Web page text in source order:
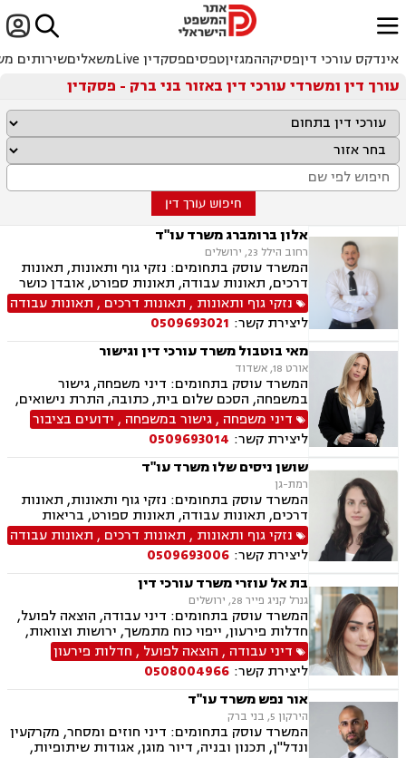

ﱐ
אינדקס עורכי דיןפסיקההמגזיןטפסיםפסקדין Live משאליםשירותים
עורך דין ומשרדי עורכי דין באזור בני ברק - פסקדין
חיפוש עורך דין
אלון ברומברג משרד עו"ד
רחוב הילל 23, ירושלים
המשרד עוסק בתחומים: נזקי גוף ותאונות, תאונות
דרכים, תאונות עבודה, תאונות ספורט, אובדן כושר
עבודה, תאונות תלמידים, רשלנות רפואית, רשלנות
רפואית- הריון ולידה, ביטוח לאומי
נזקי גוף ותאונות , תאונות דרכים , תאונות עבודה
ליצירת קשר: 0509693021
מאי בוטבול משרד עורכי דין וגישור
אורט 18, אשדוד
המשרד עוסק בתחומים: דיני משפחה, גישור
במשפחה, הסכם שלום בית, כתובה, התרת נישואים,
ידועים בציבור, אפוטרופסות, הסכמי ממון, מזונות,
גירושין, הורות חד מינית, נישואים אזרחיים, חלוקת
רכוש, תיאום הורי, זמני שהות (החזקת ילדים), ניכור
הורי, ייפוי כוח מתמשך, ירושות וצוואות
דיני משפחה ,גישור במשפחה , ידועים בציבור
ליצירת קשר: 0509693014
שושן ניסים שלו משרד עו"ד
רמת-גן
המשרד עוסק בתחומים: נזקי גוף ותאונות, תאונות
דרכים, תאונות עבודה, תאונות ספורט, בריאות
הנפש, אובדן כושר עבודה, תאונות תלמידים, תאונות
עקב רשלנות, רשלנות רפואית, רשלנות רפואית-
הריון ולידה, רשלנות רפואית - רפואת שיניים, ביטוח
לאומי
נזקי גוף ותאונות , תאונות דרכים , תאונות עבודה
ליצירת קשר: 0509693006
בת אל עוזרי משרד עורכי דין
גנרל קניג פייר 28, ירושלים
המשרד עוסק בתחומים: דיני עבודה, הוצאה לפועל,
חדלות פירעון, ייפוי כוח מתמשך, ירושות וצוואות,
ביטוח לאומי
דיני עבודה , הוצאה לפועל , חדלות פירעון
ליצירת קשר: 0508004966
אור נפש משרד עו"ד
הירקון 5, בני ברק
המשרד עוסק בתחומים: דיני חוזים ומסחר, מקרקעין
ונדל"ן, תכנון ובניה, דיור מוגן, אגודות שיתופיות,